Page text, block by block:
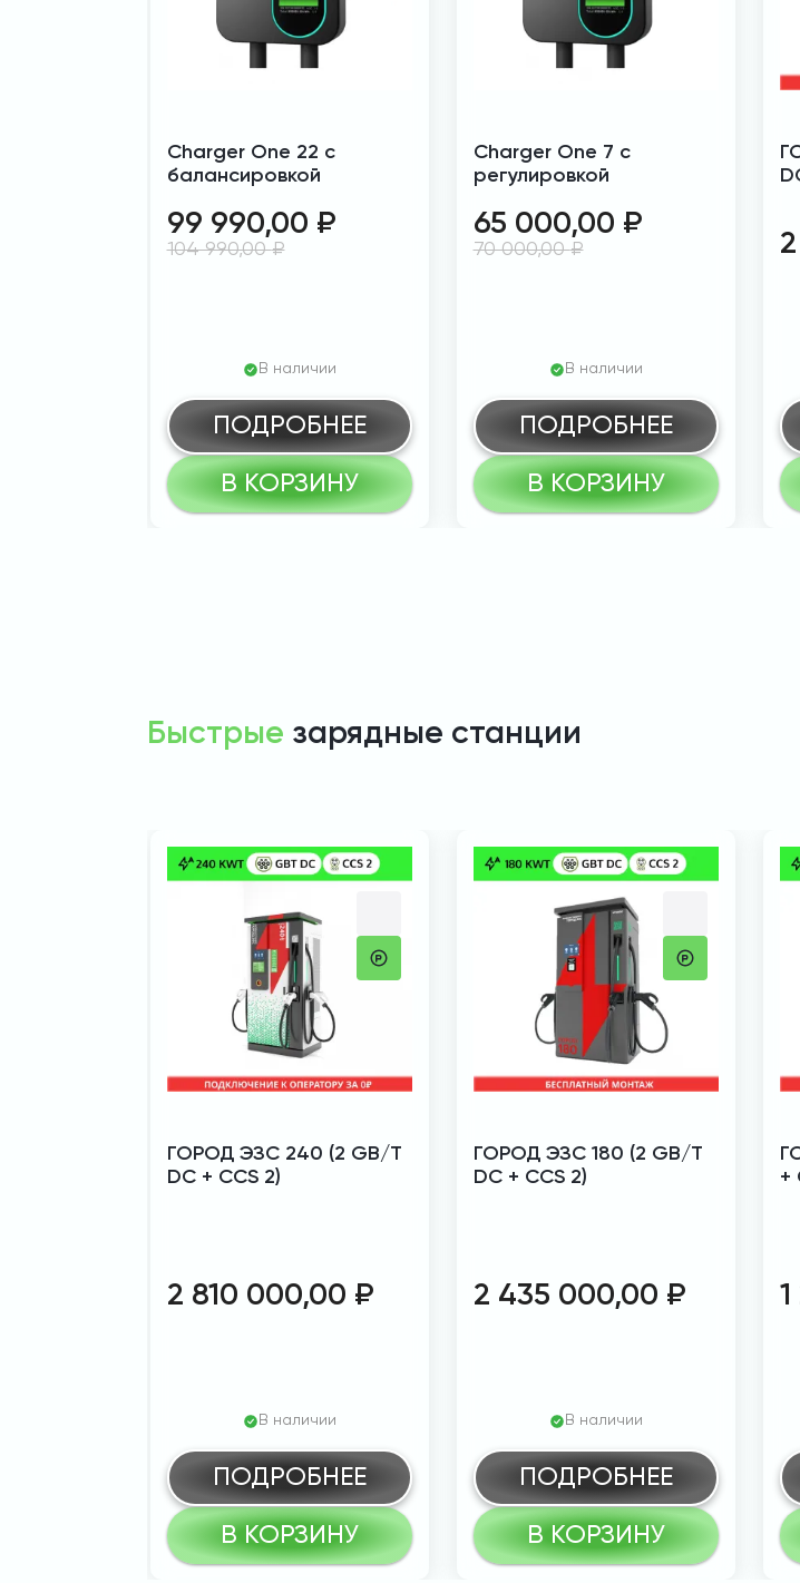
Charger One 22 с
балансировкой
99 990,00 ₽
104 990,00₽
В наличии
ПОДРОБНЕЕ
В КОРЗИНУ
Charger One 7 с
регулировкой
65 000,00 ₽
70 000,00₽
В наличии
ПОДРОБНЕЕ
В КОРЗИНУ
Быстрые зарядные станции
ГОРОД ЭЗС 240 (2 GB/T
DC + CCS 2)
2 810 000,00 ₽
В наличии
ПОДРОБНЕЕ
В КОРЗИНУ
ГОРОД ЭЗС 180 (2 GB/T
DC + CCS 2)
2 435 000,00 ₽
В наличии
ПОДРОБНЕЕ
В КОРЗИНУ
+